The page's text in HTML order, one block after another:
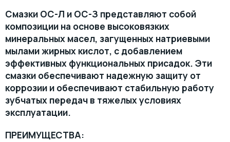
Смазки ОС-Л и ОС-З представляют собой
композиции на основе высоковязких
минеральных масел, загущенных натриевыми
мылами жирных кислот, с добавлением
эффективных функциональных присадок. Эти
смазки обеспечивают надежную защиту от
коррозии и обеспечивают стабильную работу
зубчатых передач в тяжелых условиях
эксплуатации.
ПРЕИМУЩЕСТВА:
МАСЛА